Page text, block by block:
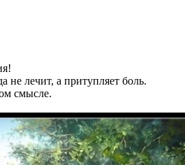
не лечит, а притупляет боль.
смысле.